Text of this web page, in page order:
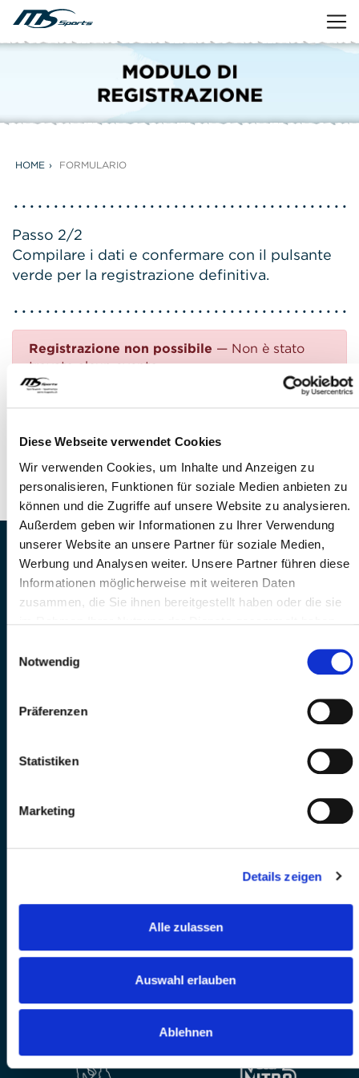
Diese Webseite verwendet Cookies
Wir verwenden Cookies, um Inhalte und Anzeigen zu
personalisieren, Funktionen für soziale Medien anbieten zu
können und die Zugriffe auf unsere Website zu analysieren.
Außerdem geben wir Informationen zu Ihrer Verwendung
unserer Website an unsere Partner für soziale Medien,
Werbung und Analysen weiter. Unsere Partner führen diese
Informationen möglicherweise mit weiteren Daten
zusammen, die Sie ihnen bereitgestellt haben oder die sie
Notwendig
Präferenzen
Statistiken
Marketing
Details zeigen
Alle zulassen
Auswahl erlauben
Ablehnen
HOME FORMULARIO
Passo 2/2
Compilare i dati e confermare con il pulsante
verde per la registrazione definitiva.
Registrazione non possibile — Non è stato
trovato alcun evento.
DOMANDE?
E-Mail: info@mssports.ch
MS Sports AG • Sonnenrain 3b • CH-6221
Rickenbach
Telefon: +41 41 260 33 67 • E-